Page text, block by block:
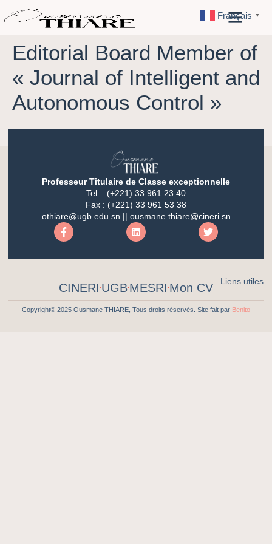
Editorial Board Member of
« Journal of Intelligent and
Autonomous Control »
Professeur Titulaire de Classe exceptionnelle
Tel. : (+221) 33 961 23 40
Fax : (+221) 33 961 53 38
othiare@ugb.edu.sn || ousmane.thiare@cineri.sn
Liens utiles
CINERI UGBMESRI Mon CV
Copyright© 2025 Ousmane THIARE, Tous droits réservés. Site fait par Benito
Français ▼